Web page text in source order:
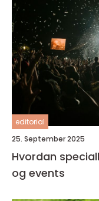
editorial
25. September 2025
Hvordan
og events